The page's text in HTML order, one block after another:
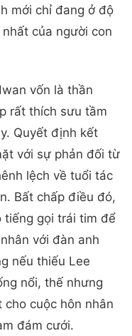
mới chỉ đang ở độ
của người con
vốn là thần
rất thích sưu tầm
Quyết định kết
với sự phản đối từ
lệch về tuổi tác
Bất chấp điều đó,
tiếng gọi trái tim để
với đàn anh
nếu thiếu Lee
nổi, thế nhưng
cho cuộc hôn nhân
đám cưới.